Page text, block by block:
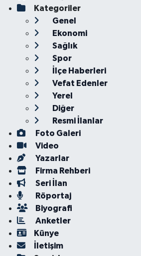
Kategoriler
Genel
Ekonomi
Sağlık
Spor
İlçe Haberleri
Vefat Edenler
Yerel
Diğer
Resmi İlanlar
Foto Galeri
Video
Yazarlar
Firma Rehberi
Seri İlan
Röportaj
Biyografi
Anketler
Künye
İletişim